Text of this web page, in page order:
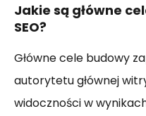
Jakie są główne
SEO?
Główne cele budowy
autorytetu głównej
widoczności w